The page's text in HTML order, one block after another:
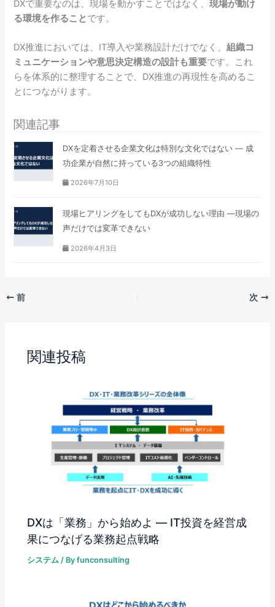
DXで重要なのは、現場を動かすことではなく、現場が動け
る環境を作ることです。
DX推進においては、IT導入や業務設計だけでなく、組織コ
ミュニケーションや意思決定構造の設計も重要です。これ
らを体系的に整理することで、DX推進の再現性を高めるこ
とにつながります。
関連記事
DXを定着させる企業文化は特別な文化ではない — 成
功企業が自然に持っている3つの組織特性
2026年7月10日
現場ヒアリングをしてもDXが成功しない理由 ―現場の
声だけでは変革できない
2026年4月3日
前 次
関連投稿
DXは「業務」から始めよ ― IT投資を経営成
果につなげる業務起点戦略
システム / Byfunconsulting